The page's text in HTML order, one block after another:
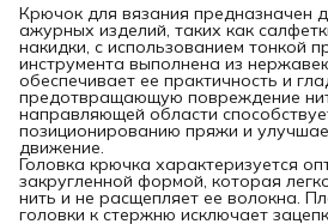
Крючок для вязания предназначен
ажурных изделий, таких как
накидки, с использованием тонкой
инструмента выполнена из
обеспечивает ее практичность и
предотвращающую повреждение
направляющей области
позиционированию пряжи и
движение.
Головка крючка характеризуется
закругленной формой, которая
нить и не расщепляет ее волокна.
головки к стержню исключает